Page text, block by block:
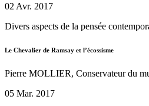
02 Avr. 2017
Divers aspects de la pensée
Le Chevalier de Ramsay et l’écossisme
Pierre MOLLIER, Conservateur du
05 Mar. 2017